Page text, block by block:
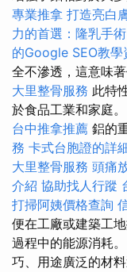
專業推拿 打造亮白
力的首選：隆乳手術
的Google SEO教學
全不滲透，這意味
大里整骨服務 此特
於食品工業和家庭。
台中推拿推薦 鋁的
務 卡式台胞證的詳
大里整骨服務 頭痛
介紹 協助找人行蹤
打掃阿姨價格查詢
便在工廠或建築工
過程中的能源消耗。
巧、用途廣泛的材